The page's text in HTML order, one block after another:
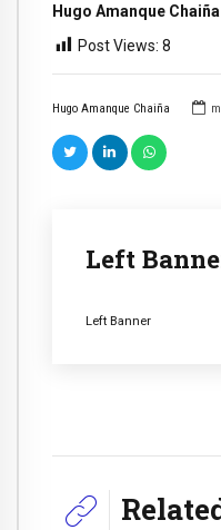
Hugo Amanque Chaiña
Left
Left Banner
Hugo Amanque
Post Views: 8